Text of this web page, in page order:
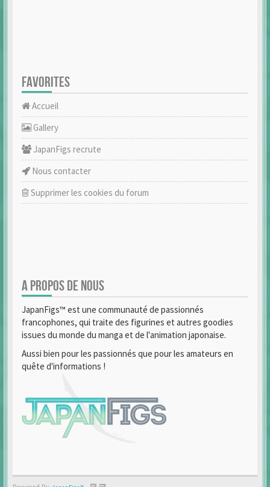
FAVORITES
Accueil
Gallery
JapanFigs recrute
Nous contacter
Supprimer les cookies du forum
A PROPOS DE NOUS
JapanFigs™ est une communauté de passionnés
francophones, qui traite des figurines et autres goodies
issues du monde du manga et de l'animation japonaise.
Aussi bien pour les passionnés que pour les amateurs en
quête d'informations !